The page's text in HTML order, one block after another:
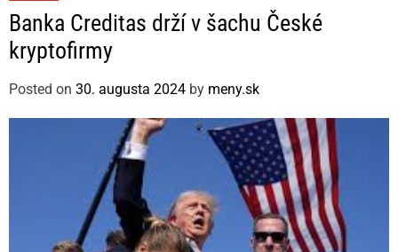
a
t
e
o
r
Banka Creditas drží v šachu České
kryptofirmy
Posted on 30. augusta 2024 by meny.sk